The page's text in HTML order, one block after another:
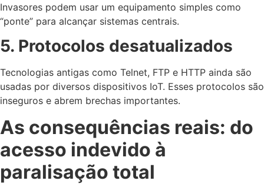
Invasores podem usar um equipamento simples como
“ponte” para alcançar sistemas centrais.
5. Protocolos desatualizados
Tecnologias antigas como Telnet, FTP e HTTP ainda são
usadas por diversos dispositivos IoT. Esses protocolos são
inseguros e abrem brechas importantes.
As consequências reais: do
acesso indevido à
paralisação total